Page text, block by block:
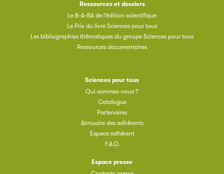
Ressources et dossiers
Le B-A-BA de l’édition scientifique
Le Prix du livre Sciences pour tous
Les bibliographies thématiques du groupe Sciences pour tous
Ressources documentaires
Sciences pour tous
Qui sommes-nous ?
Catalogue
Partenaires
Annuaire des adhérents
Espace adhérent
F.A.Q.
Espace presse